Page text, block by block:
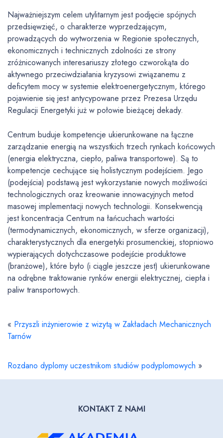
Najważniejszym celem utylitarnym jest podjęcie spójnych
przedsięwzięć, o charakterze wyprzedzającym,
prowadzących do wytworzenia w Regionie społecznych,
ekonomicznych i technicznych zdolności ze strony
zróżnicowanych interesariuszy złotego czworokąta do
aktywnego przeciwdziałania kryzysowi związanemu z
deficytem mocy w systemie elektroenergetycznym, którego
pojawienie się jest antycypowane przez Prezesa Urzędu
Regulacji Energetyki już w połowie bieżącej dekady.
Centrum buduje kompetencje ukierunkowane na łączne
zarządzanie energią na wszystkich trzech rynkach końcowych
(energia elektryczna, ciepło, paliwa transportowe). Są to
kompetencje cechujące się holistycznym podejściem. Jego
(podejścia) podstawą jest wykorzystanie nowych możliwości
technologicznych oraz kreowanie innowacyjnych metod
masowej implementacji nowych technologii. Konsekwencją
jest koncentracja Centrum na łańcuchach wartości
(termodynamicznych, ekonomicznych, w sferze organizacji),
charakterystycznych dla energetyki prosumenckiej, stopniowo
wypierających dotychczasowe podejście produktowe
(branżowe), które było (i ciągle jeszcze jest) ukierunkowane
na odrębne traktowanie rynków energii elektrycznej, ciepła i
paliw transportowych.
« Przyszli inżynierowie z wizytą w Zakładach Mechanicznych
Tarnów
Rozdano dyplomy uczestnikom studiów podyplomowych »
KONTAKT Z NAMI